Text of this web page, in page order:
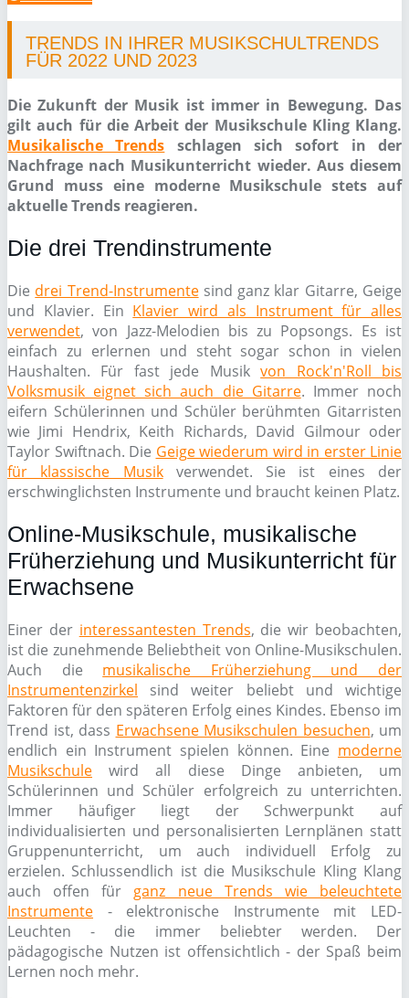
TRENDS IN IHRER MUSIKSCHULTRENDS
FÜR 2022 UND 2023
Die Zukunft der Musik ist immer in Bewegung. Das
gilt auch für die Arbeit der Musikschule Kling Klang.
Musikalische Trends schlagen sich sofort in der
Nachfrage nach Musikunterricht wieder. Aus diesem
Grund muss eine moderne Musikschule stets auf
aktuelle Trends reagieren.
Die drei Trendinstrumente
Die drei Trend-Instrumentesind ganz klar Gitarre, Geige
und Klavier. Ein Klavier wird als Instrument für alles
verwendet, von Jazz-Melodien bis zu Popsongs. Es ist
einfach zu erlernen und steht sogar schon in vielen
Haushalten. Für fast jede Musikvon Rock'n'Roll bis
Volksmusik eignet sich auch die Gitarre. Immer noch
eifern Schülerinnen und Schüler berühmten Gitarristen
wie Jimi Hendrix, Keith Richards, David Gilmour oder
Taylor Swiftnach. Die Geige wiederum wird in erster Linie
für klassische Musikverwendet. Sie ist eines der
erschwinglichsten Instrumente und braucht keinen Platz.
Online-Musikschule, musikalische
Früherziehung und Musikunterricht für
Erwachsene
Einer der interessantesten Trends, die wir beobachten,
ist die zunehmende Beliebtheit von Online-Musikschulen.
Auch die musikalische Früherziehung und der
Instrumentenzirkel sind weiter beliebt und wichtige
Faktoren für den späteren Erfolg eines Kindes. Ebenso im
Trend ist, dass Erwachsene Musikschulen besuchen, um
endlich ein Instrument spielen können. Eine moderne
Musikschule wird all diese Dinge anbieten, um
Schülerinnen und Schüler erfolgreich zu unterrichten.
Immer häufiger liegt der Schwerpunkt auf
individualisierten und personalisierten Lernplänen statt
Gruppenunterricht, um auch individuell Erfolg zu
erzielen. Schlussendlich ist die Musikschule Kling Klang
auch offen für ganz neue Trends wie beleuchtete
Instrumente - elektronische Instrumente mit LED-
Leuchten - die immer beliebter werden. Der
pädagogische Nutzen ist offensichtlich - der Spaß beim
Lernen noch mehr.